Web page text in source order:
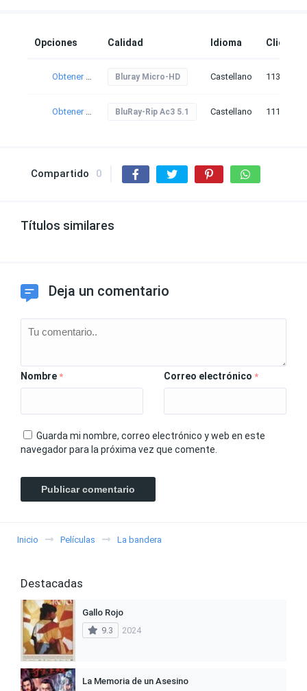
Opciones Calidad Idioma Clicks
Obtener torrent Bluray Micro-HD Castellano 113
Obtener torrent BluRay-Rip Ac3 5.1 Castellano 111
Compartido 0
Títulos similares
Deja un comentario
Nombre * Correo electrónico *
Guarda mi nombre, correo electrónico y web en este
navegador para la próxima vez que comente.
Inicio Películas La bandera
Destacadas
Gallo Rojo
9.3
2024
La Memoria de un Asesino